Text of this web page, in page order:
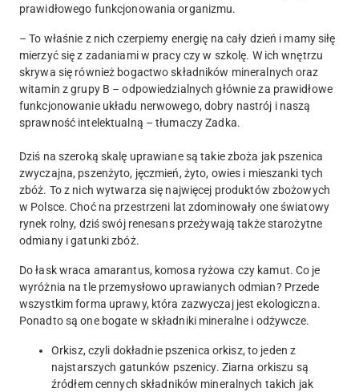
prawidłowego funkcjonowania organizmu.
– To właśnie z nich czerpiemy energię na cały dzień i mamy siłę
mierzyć się z zadaniami w pracy czy w szkolę. W ich wnętrzu
skrywa się również bogactwo składników mineralnych oraz
witamin z grupy B – odpowiedzialnych głównie za prawidłowe
funkcjonowanie układu nerwowego, dobry nastrój i naszą
sprawność intelektualną – tłumaczy Zadka.
Dziś na szeroką skalę uprawiane są takie zboża jak pszenica
zwyczajna, pszenżyto, jęczmień, żyto, owies i mieszanki tych
zbóż. To z nich wytwarza się najwięcej produktów zbożowych
w Polsce. Choć na przestrzeni lat zdominowały one światowy
rynek rolny, dziś swój renesans przeżywają także starożytne
odmiany i gatunki zbóż.
Do łask wraca amarantus, komosa ryżowa czy kamut. Co je
wyróżnia na tle przemysłowo uprawianych odmian? Przede
wszystkim forma uprawy, która zazwyczaj jest ekologiczna.
Ponadto są one bogate w składniki mineralne i odżywcze.
Orkisz, czyli dokładnie pszenica orkisz, to jeden z
najstarszych gatunków pszenicy. Ziarna orkiszu są
źródłem cennych składników mineralnych takich jak